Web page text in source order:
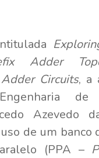
Adder
Circuits, a
de
Azevedo
de um banco
(PPA –